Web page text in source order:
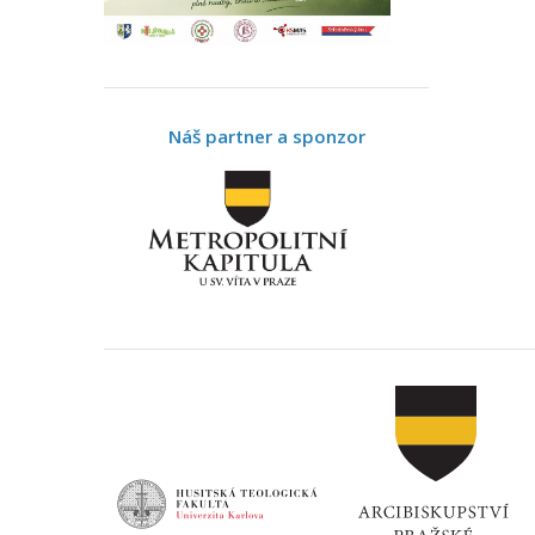
Náš partner a sponzor